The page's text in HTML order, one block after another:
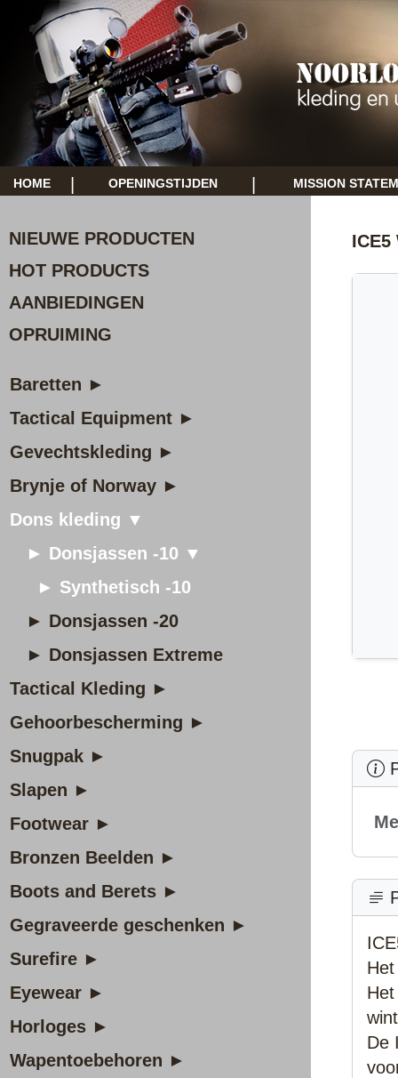
HOME OPENINGSTIJDEN MISSION
NIEUWE PRODUCTEN
HOT PRODUCTS
AANBIEDINGEN
OPRUIMING
Baretten ►
Tactical Equipment ►
Gevechtskleding ►
Brynje of Norway ►
Dons kleding ▼
► Donsjassen -10 ▼
► Synthetisch -10
► Donsjassen -20
► Donsjassen Extreme
Tactical Kleding ►
Gehoorbescherming ►
Snugpak ►
Slapen ►
Footwear ►
Bronzen Beelden ►
Boots and Berets ►
Gegraveerde geschenken ►
Surefire ►
Eyewear ►
Horloges ►
Wapentoebehoren ►
De